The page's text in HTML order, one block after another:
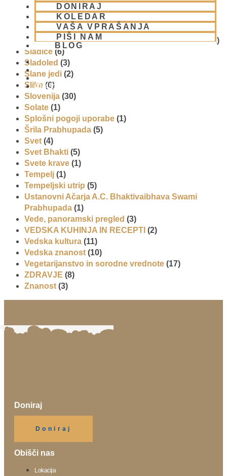
DONIRAJ
KOLEDAR
VAŠA VPRAŠANJA
PIŠI NAM
BLOG
01 431 21 24
Promocija in izobrazevanje
Reportaže (6)
SEMINARJI IN TEČAJ(5)
Skupina za podporo družinam in otrokom (CPT)(1)
Sladice (6)
Sladoled (3)
Slane jedi (2)
Slike (6)
Slovenija (30)
Solate (1)
Splošni pogoji uporabe (1)
Šrila Prabhupada (5)
Svet (4)
Svet Bhakti (5)
Svete krave (1)
Tempelj (1)
Tempeljski utrip (5)
Ustanovni Ačarja A.C. Bhaktivaibhava Swami
Prabhupada (1)
Vede, panoramski pregled (3)
VEDSKA KUHINJA IN RECEPTI (2)
Vedska kultura (11)
Vedska znanost (10)
Vegetarijanstvo in sorodne vrednote (17)
ZDRAVJE (8)
Znanost (3)
Doniraj
Doniraj
Obišči nas
Lokacija